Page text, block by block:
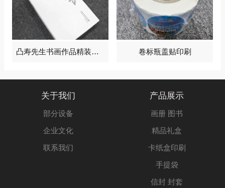
凸寿先生书画作品精装画册2024 卷标瓶盖贴印刷
关于我们
部分设备
企业文化
联系我们
产品展示
画册 图书
精品礼盒
卡纸盒印刷
手提袋
信封 封套